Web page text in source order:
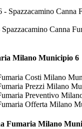
Canna
Milano Municipio 6
Costi Milano
Prezzi Milano
Preventivo
Offerta Milano
Fumaria Milano